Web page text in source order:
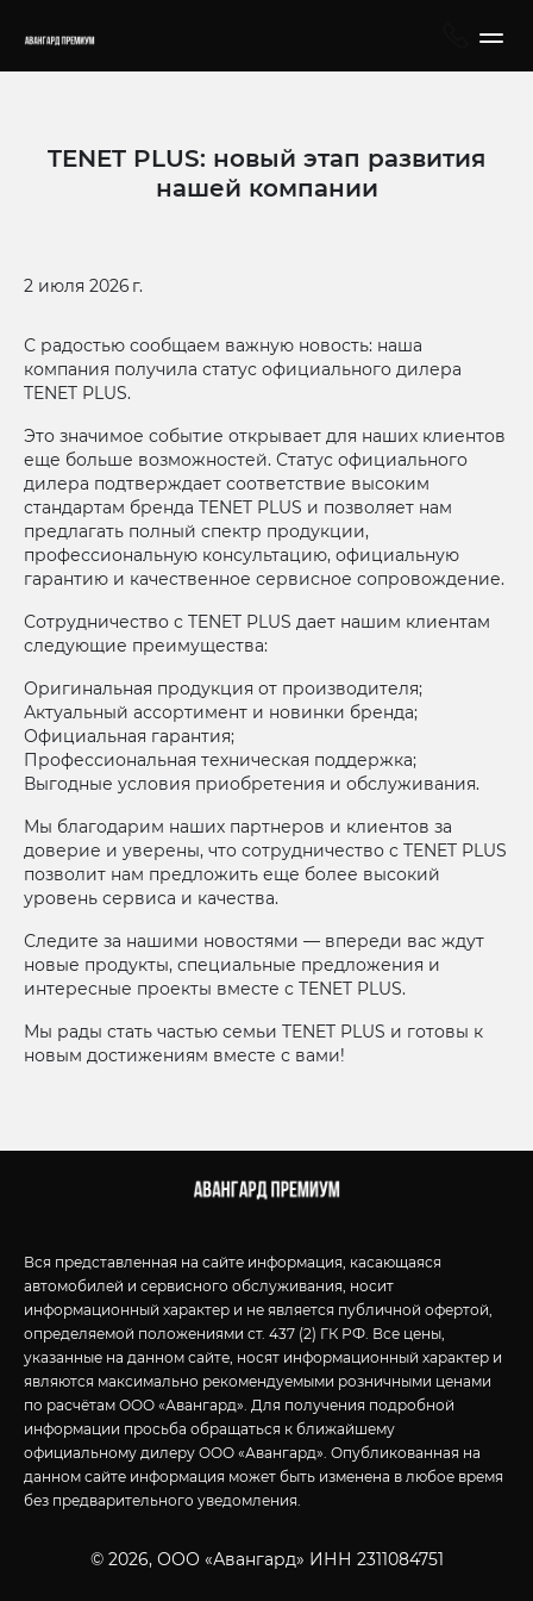
TENET PLUS: новый этап развития
нашей компании
2 июля 2026 г.
С радостью сообщаем важную новость: наша
компания получила статус официального дилера
TENET PLUS.
Это значимое событие открывает для наших клиентов
еще больше возможностей. Статус официального
дилера подтверждает соответствие высоким
стандартам бренда TENET PLUS и позволяет нам
предлагать полный спектр продукции,
профессиональную консультацию, официальную
гарантию и качественное сервисное сопровождение.
Сотрудничество с TENET PLUS дает нашим клиентам
следующие преимущества:
Оригинальная продукция от производителя;
Актуальный ассортимент и новинки бренда;
Официальная гарантия;
Профессиональная техническая поддержка;
Выгодные условия приобретения и обслуживания.
Мы благодарим наших партнеров и клиентов за
доверие и уверены, что сотрудничество с TENET PLUS
позволит нам предложить еще более высокий
уровень сервиса и качества.
Следите за нашими новостями — впереди вас ждут
новые продукты, специальные предложения и
интересные проекты вместе с TENET PLUS.
Мы рады стать частью семьи TENET PLUS и готовы к
новым достижениям вместе с вами!
Вся представленная на сайте информация, касающаяся
автомобилей и сервисного обслуживания, носит
информационный характер и не является публичной офертой,
определяемой положениями ст. 437 (2) ГК РФ. Все цены,
указанные на данном сайте, носят информационный характер и
являются максимально рекомендуемыми розничными ценами
по расчётам ООО «Авангард». Для получения подробной
информации просьба обращаться к ближайшему
официальному дилеру ООО «Авангард». Опубликованная на
данном сайте информация может быть изменена в любое время
без предварительного уведомления.
© 2026, ООО «Авангард» ИНН 2311084751